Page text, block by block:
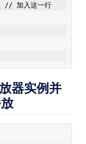
加入这一行
器实例并